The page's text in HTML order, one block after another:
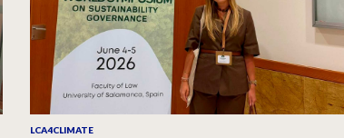
LCA4CLIMATE